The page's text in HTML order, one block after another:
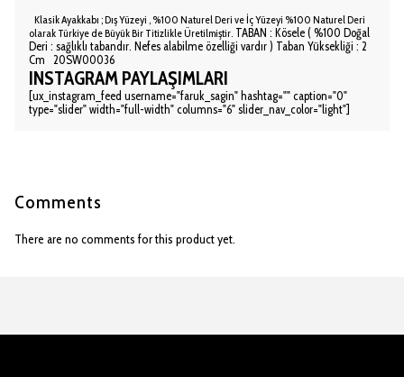
KlasikAyakkabı ; Dış Yüzeyi , %100 Naturel Deri ve İç Yüzeyi %100 Naturel Deri
olarak Türkiye de Büyük Bir Titizlikle Üretilmiştir. TABAN : Kösele ( %100 Doğal
Deri : sağlıklı tabandır. Nefes alabilme özelliği vardır ) Taban Yüksekliği : 2
Cm 20SW00036
INSTAGRAM PAYLAŞIMLARI
[ux_instagram_feed username="faruk_sagin" hashtag="" caption="0"
type="slider" width="full-width" columns="6" slider_nav_color="light"]
Comments
There are no comments for this product yet.